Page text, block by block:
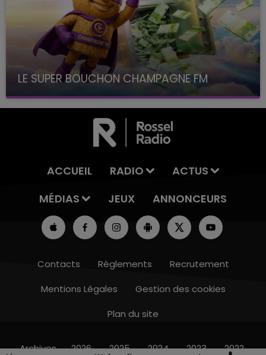
LE SUPER BOUCHON CHAMPAGNE FM
avec La Famille Champagne FM, à 8H10
ACCUEIL RADIO
ACTUS
MÉDIAS
JEUX ANNONCEURS
Contacts Règlements
Recrutement
Mentions Légales
Gestion des cookies
Plan du site
Archives 2026 2025 2024 2023 2022